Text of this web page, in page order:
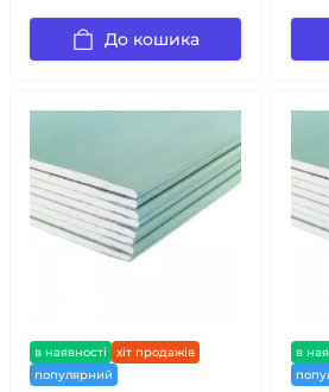
До кошика
в наявності
хіт продажів
популярний
в